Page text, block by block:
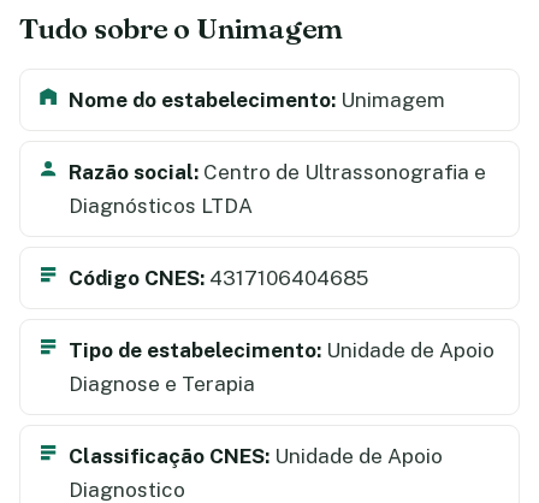
Tudo sobre o Unimagem
Nome do estabelecimento: Unimagem
Razão social: Centro de Ultrassonografia e
Diagnósticos LTDA
Código CNES: 4317106404685
Tipo de estabelecimento: Unidade de Apoio
Diagnose e Terapia
Classificação CNES: Unidade de Apoio
Diagnostico